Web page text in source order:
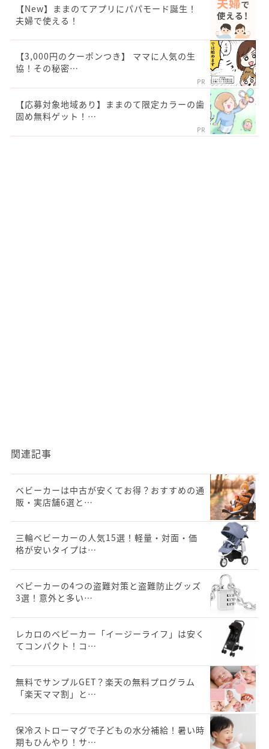
【New】ままのてアプリにパパモード誕生！
夫婦で使える！
【3,000円のクーポンつき】 ママに人気の生
協！その秘密…
PR
【応募対象地域あり】ままのて限定カラーの歯
固め無料ゲット！…
PR
関連記事
ベビーカーは中古が安くてお得？おすすめの通
販・実店舗6選と…
三輪ベビーカーの人気15選！軽量・対面・価
格が安いタイプは…
ベビーカーの4つの盗難対策と盗難防止グッズ
3選！意外と多い…
レカロのベビーカー「イージーライフ」は安く
てコンパクト！コ…
無料でサンプルGET？楽天の無料プログラム
「楽天ママ割」と…
保冷ストローマグで子どもの水分補給！暑い時
期もひんやり！サ…